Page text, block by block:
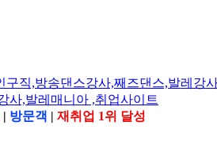
| 방문객 | 재취업 1위 달성